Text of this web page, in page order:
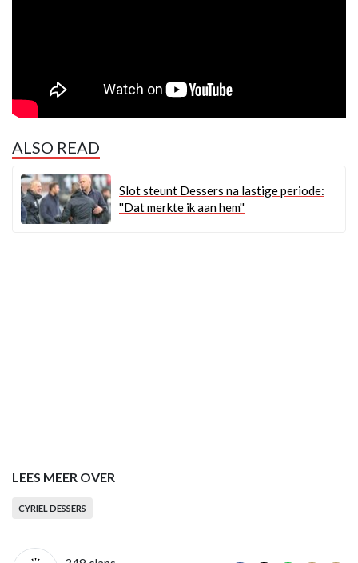
ALSO READ
Slot steunt Dessers na lastige periode:
''Dat merkte ik aan hem''
LEES MEER OVER
CYRIEL DESSERS